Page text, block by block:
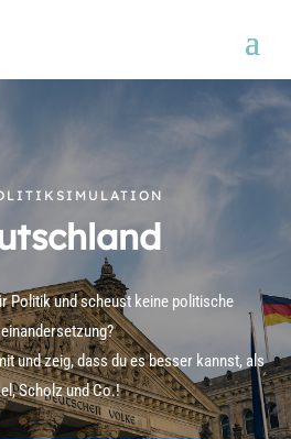
Politik und scheust keine politische
und zeig, dass du es besser kannst, als
Scholz und Co.!